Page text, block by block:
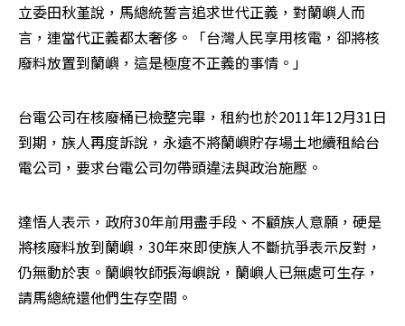
立委田秋堇說，馬總統誓言追求世代正義，對蘭嶼人而
言，連當代正義都太奢侈。「台灣人民享用核電，卻將核
廢料放置到蘭嶼，這是極度不正義的事情。」
台電公司在核廢桶已檢整完畢，租約也於2011年12月31日
到期，族人再度訴說，永遠不將蘭嶼貯存場土地續租給台
電公司，要求台電公司勿帶頭違法與政治施壓。
達悟人表示，政府30年前用盡手段、不顧族人意願，硬是
將核廢料放到蘭嶼，30年來即使族人不斷抗爭表示反對，
仍無動於衷。蘭嶼牧師張海嶼說，蘭嶼人已無處可生存，
請馬總統還他們生存空間。